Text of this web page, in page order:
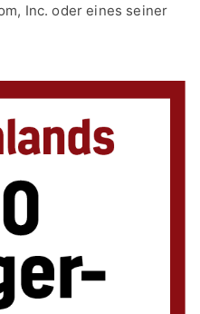
Inc. oder eines seiner